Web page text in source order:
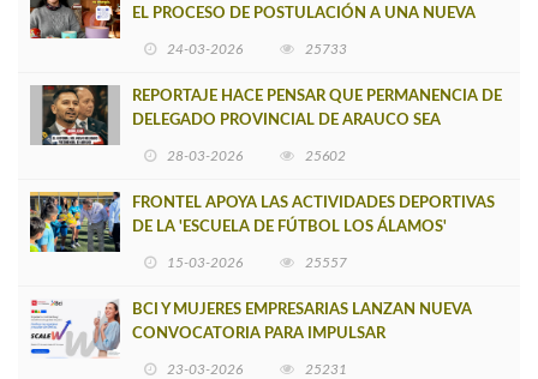
EL PROCESO DE POSTULACIÓN A UNA NUEVA
24-03-2026 25733
REPORTAJE HACE PENSAR QUE PERMANENCIA DE
DELEGADO PROVINCIAL DE ARAUCO SEA
28-03-2026 25602
FRONTEL APOYA LAS ACTIVIDADES DEPORTIVAS
DE LA 'ESCUELA DE FÚTBOL LOS ÁLAMOS'
15-03-2026 25557
BCI Y MUJERES EMPRESARIAS LANZAN NUEVA
CONVOCATORIA PARA IMPULSAR
23-03-2026 25231